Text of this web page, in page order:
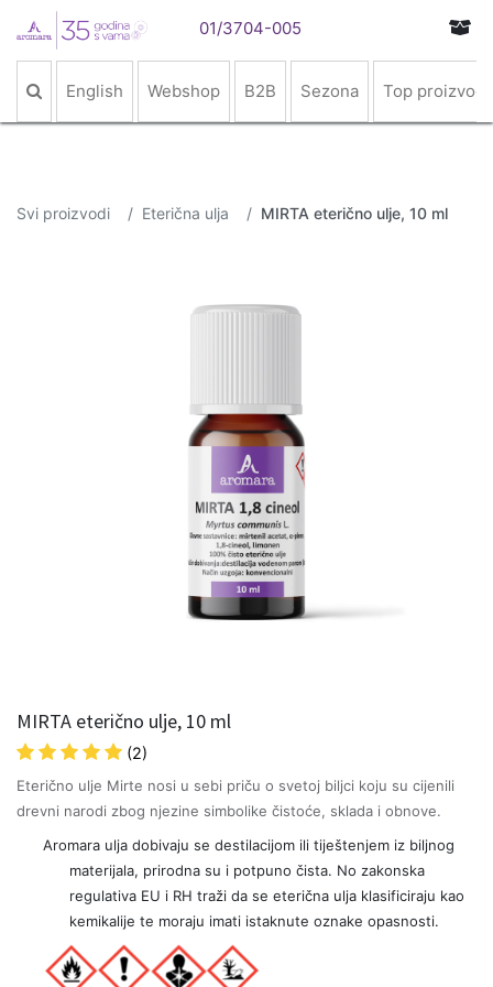
01/3704-005
English Webshop B2B Sezona Top proizvodi
Svi proizvodi Eterična ulja MIRTA eterično ulje, 10 ml
MIRTA eterično ulje, 10 ml
(2)
Eterično ulje Mirte nosi u sebi priču o svetoj biljci koju su cijenili
drevni narodi zbog njezine simbolike čistoće, sklada i obnove.
Aromara ulja dobivaju se destilacijom ili tiještenjem iz biljnog
materijala, prirodna su i potpuno čista. No zakonska
regulativa EU i RH traži da se eterična ulja klasificiraju kao
kemikalije te moraju imati istaknute oznake opasnosti.